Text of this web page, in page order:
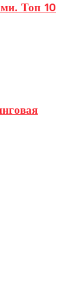
Топ 10